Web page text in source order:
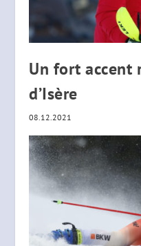
Un fort accent
d’Isère
08.12.2021